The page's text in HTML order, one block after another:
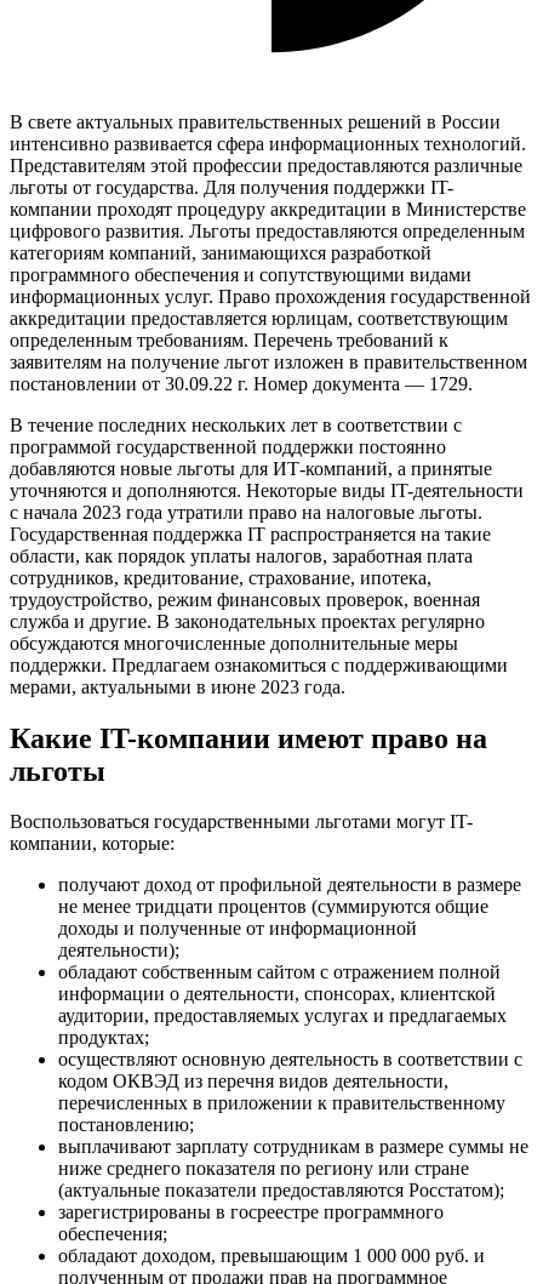
В свете актуальных правительственных решений в России
интенсивно развивается сфера информационных технологий.
Представителям этой профессии предоставляются различные
льготы от государства. Для получения поддержки IT-
компании проходят процедуру аккредитации в Министерстве
цифрового развития. Льготы предоставляются определенным
категориям компаний, занимающихся разработкой
программного обеспечения и сопутствующими видами
информационных услуг. Право прохождения государственной
аккредитации предоставляется юрлицам, соответствующим
определенным требованиям. Перечень требований к
заявителям на получение льгот изложен в правительственном
постановлении от 30.09.22 г. Номер документа — 1729.
В течение последних нескольких лет в соответствии с
программой государственной поддержки постоянно
добавляются новые льготы для ИТ-компаний, а принятые
уточняются и дополняются. Некоторые виды IT-деятельности
с начала 2023 года утратили право на налоговые льготы.
Государственная поддержка IT распространяется на такие
области, как порядок уплаты налогов, заработная плата
сотрудников, кредитование, страхование, ипотека,
трудоустройство, режим финансовых проверок, военная
служба и другие. В законодательных проектах регулярно
обсуждаются многочисленные дополнительные меры
поддержки. Предлагаем ознакомиться с поддерживающими
мерами, актуальными в июне 2023 года.
Какие IT-компании имеют право на
льготы
Воспользоваться государственными льготами могут IT-
компании, которые:
получают доход от профильной деятельности в размере
не менее тридцати процентов (суммируются общие
доходы и полученные от информационной
деятельности);
обладают собственным сайтом с отражением полной
информации о деятельности, спонсорах, клиентской
аудитории, предоставляемых услугах и предлагаемых
продуктах;
осуществляют основную деятельность в соответствии с
кодом ОКВЭД из перечня видов деятельности,
перечисленных в приложении к правительственному
постановлению;
выплачивают зарплату сотрудникам в размере суммы не
ниже среднего показателя по региону или стране
(актуальные показатели предоставляются Росстатом);
зарегистрированы в госреестре программного
обеспечения;
обладают доходом, превышающим 1 000 000 руб. и
полученным от продажи прав на программное